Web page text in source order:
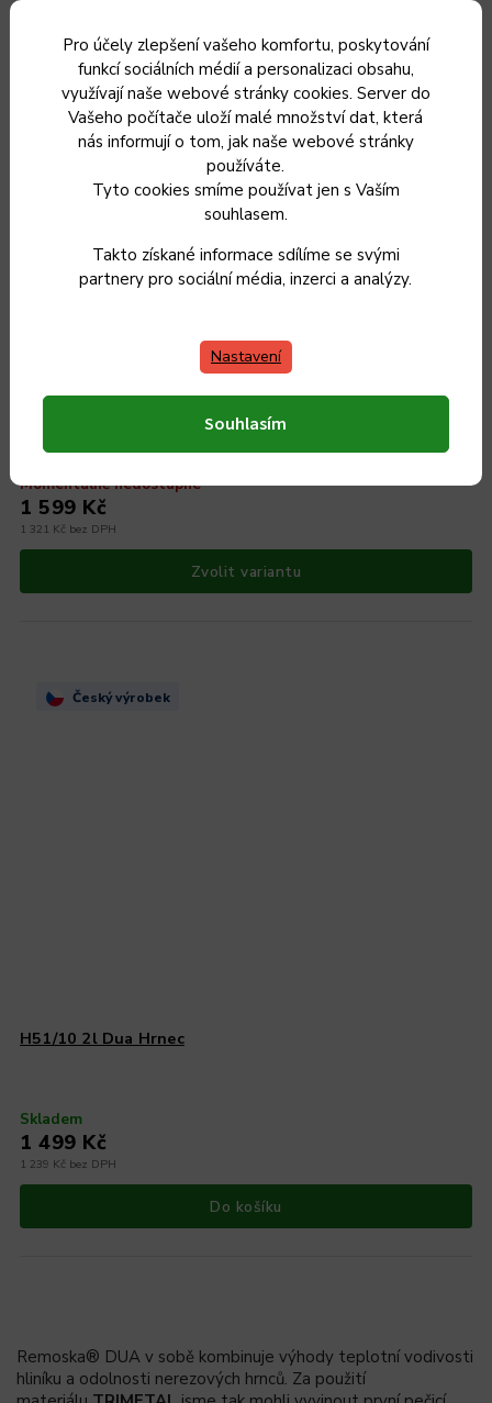
Pro účely zlepšení vašeho komfortu, poskytování
funkcí sociálních médií a personalizaci obsahu,
využívají naše webové stránky cookies. Server do
Vašeho počítače uloží malé množství dat, která
nás informují o tom, jak naše webové stránky
používáte.
Tyto cookies smíme používat jen s Vaším
souhlasem.
Takto získané informace sdílíme se svými
partnery pro sociální média, inzerci a analýzy.
Nastavení
Souhlasím
Český výrobek
H52/10 4l Dua Hrnec
Momentálně nedostupné
1 321 Kč bez DPH
1 599 Kč
Zvolit variantu
Český výrobek
H51/10 2l Dua Hrnec
Skladem
1 239 Kč bez DPH
1 499 Kč
Do košíku
Remoska® DUA v sobě kombinuje výhody teplotní vodivosti
hliníku a odolnosti nerezových hrnců. Za použití